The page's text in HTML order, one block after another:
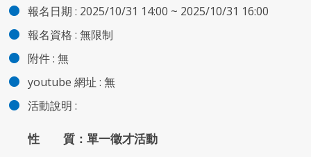
報名日期 : 2025/10/31 14:00 ~ 2025/10/31 16:00
報名資格 : 無限制
附件: 無
youtube 網址 : 無
活動說明 :
性 質：單一徵才活動